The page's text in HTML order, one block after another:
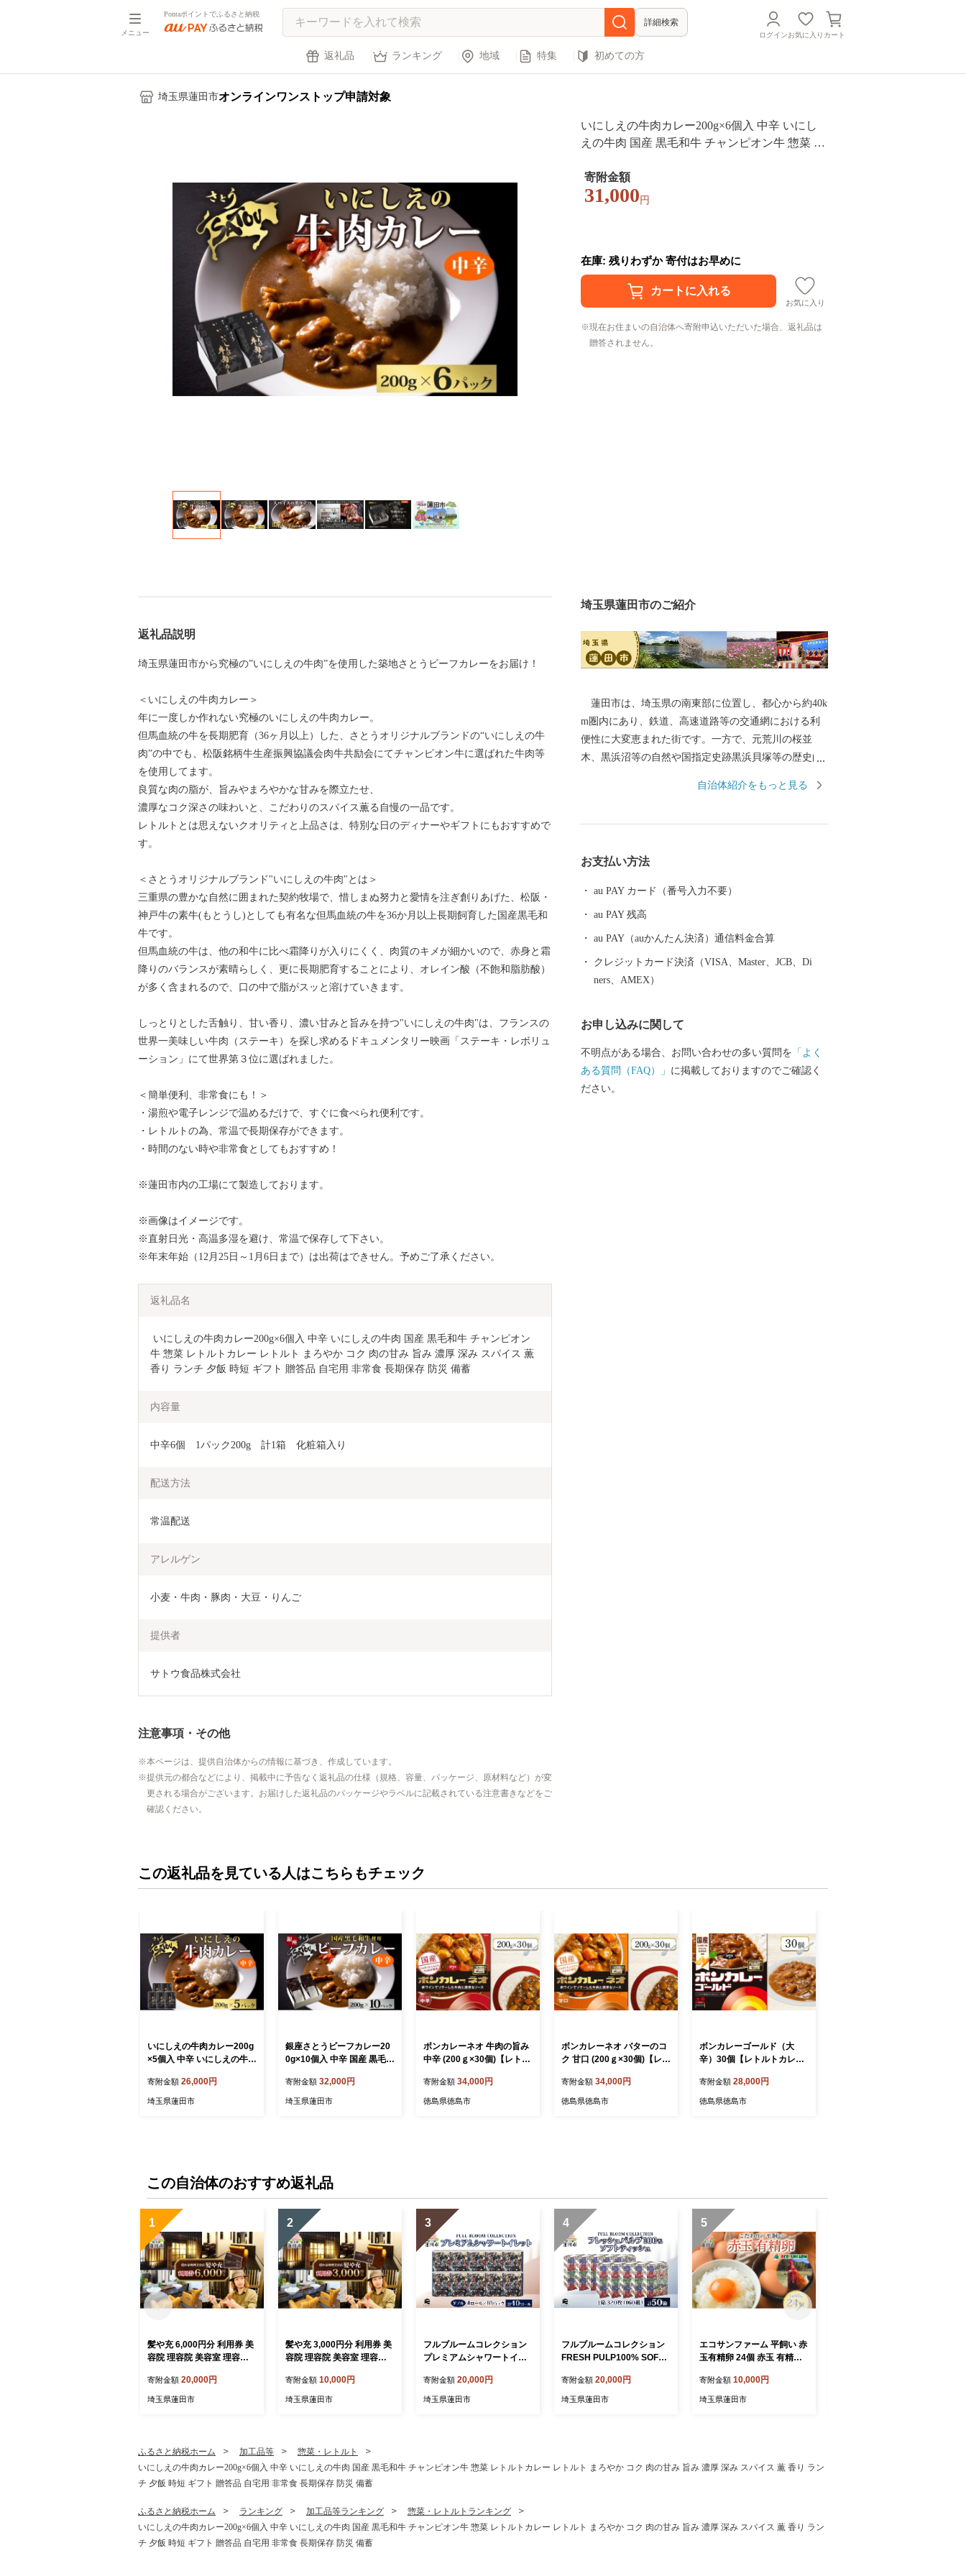
メニュー
Pontaポイントでふるさと納税
詳細検索
ログインお気に入り カート
返礼品 ランキング 地域 特集 初めての方
埼玉県蓮田市オンラインワンストップ申請対象
いにしえの牛肉カレー200g×6個入 中辛 いにし
えの牛肉 国産 黒毛和牛 チャンピオン牛 惣菜 レ
旨み 濃厚 深み スパイス 薫 香り ランチ 夕飯 時
短 ギフト 贈答品 自宅用 非常食 長期保存 防災
寄附金額
31,000 円
在庫: 残りわずか 寄付はお早めに
お気に入り
現在お住まいの自治体へ寄附申込いただいた場合、返礼品は
贈答されません。
返礼品説明
埼玉県蓮田市から究極の”いにしえの牛肉”を使用した築地さとうビーフカレーをお届け！
＜いにしえの牛肉カレー＞
年に一度しか作れない究極のいにしえの牛肉カレー。
但馬血統の牛を長期肥育（36ヶ月以上）した、さとうオリジナルブランドの“いにしえの牛
肉”の中でも、松阪銘柄牛生産振興協議会肉牛共励会にてチャンピオン牛に選ばれた牛肉等
を使用してます。
良質な肉の脂が、旨みやまろやかな甘みを際立たせ、
濃厚なコク深さの味わいと、こだわりのスパイス薫る自慢の一品です。
レトルトとは思えないクオリティと上品さは、特別な日のディナーやギフトにもおすすめで
す。
＜さとうオリジナルブランド"いにしえの牛肉"とは＞
三重県の豊かな自然に囲まれた契約牧場で、惜しまぬ努力と愛情を注ぎ創りあげた、松阪・
神戸牛の素牛(もとうし)としても有名な但馬血統の牛を36か月以上長期飼育した国産黒毛和
牛です。
但馬血統の牛は、他の和牛に比べ霜降りが入りにくく、肉質のキメが細かいので、赤身と霜
降りのバランスが素晴らしく、更に長期肥育することにより、オレイン酸（不飽和脂肪酸）
が多く含まれるので、口の中で脂がスッと溶けていきます。
しっとりとした舌触り、甘い香り、濃い甘みと旨みを持つ"いにしえの牛肉"は、フランスの
世界一美味しい牛肉（ステーキ）を探し求めるドキュメンタリー映画「ステーキ・レボリュ
ーション」にて世界第３位に選ばれました。
＜簡単便利、非常食にも！＞
・湯煎や電子レンジで温めるだけで、すぐに食べられ便利です。
・レトルトの為、常温で長期保存ができます。
・時間のない時や非常食としてもおすすめ！
※蓮田市内の工場にて製造しております。
※画像はイメージです。
※直射日光・高温多湿を避け、常温で保存して下さい。
※年末年始（12月25日～1月6日まで）は出荷はできせん。予めご了承ください。
返礼品名
牛 惣菜 レトルトカレー レトルト まろやか コク 肉の甘み 旨み 濃厚 深み スパイス 薫
香り ランチ 夕飯 時短 ギフト 贈答品 自宅用 非常食 長期保存 防災 備蓄
内容量
中辛6個　1パック200g　計1箱　化粧箱入り
配送方法
常温配送
アレルゲン
小麦・牛肉・豚肉・大豆・りんご
提供者
サトウ食品株式会社
注意事項・その他
本ページは、提供自治体からの情報に基づき、作成しています。
提供元の都合などにより、掲載中に予告なく返礼品の仕様（規格、容量、パッケージ、原材料など）が変
更される場合がございます。お届けした返礼品のパッケージやラベルに記載されている注意書きなどをご
確認ください。
埼玉県蓮田市のご紹介
蓮田市は、埼玉県の南東部に位置し、都心から約40k
m圏内にあり、鉄道、高速道路等の交通網における利
便性に大変恵まれた街です。一方で、元荒川の桜並
木、黒浜沼等の自然や国指定史跡黒浜貝塚等の歴史的
目指し、産業団地の整備や民間活力を活用した認定こ
開発ビル内の行政窓口（蓮田駅西口行政センター）が
商工連携による地元農産物や加工品の販売等をはじめ
とした地域活性化を推進する施策に取り組むととも
に、地域特性を生かした基盤整備を検討していきま
す。
自治体紹介をもっと見る
お支払い方法
au PAY カード（番号入力不要）
au PAY 残高
au PAY（auかんたん決済）通信料金合算
クレジットカード決済（VISA、Master、JCB、Di
ners、AMEX）
お申し込みに関して
不明点がある場合、お問い合わせの多い質問を 「よく
ある質問（FAQ）」 に掲載しておりますのでご確認く
ださい。
この返礼品を見ている人はこちらもチェック
いにしえの牛肉カレー200g
×5個入 中辛 いにしえの牛肉
牛 惣菜 レトルトカレー レ
トルト まろやか コク 肉の
寄附金額 26,000円
埼玉県蓮田市
銀座さとうビーフカレー20
0g×10個入 中辛 国産 黒毛和
オリジナル レトルトカレー
スパイシー 薫り 豊か あじ
寄附金額 32,000円
埼玉県蓮田市
ボンカレーネオ 牛肉の旨み
中辛 (200ｇ×30個)【レトル
非常食 保存食 長期保存 防
災食 備蓄食 災害用品 災害
寄附金額 34,000円
徳島県徳島市
ボンカレーネオ バターのコ
ク 甘口 (200ｇ×30個)【レト
非常食 保存食 長期保存 防
災食 備蓄食 災害用品 災害
寄附金額 34,000円
徳島県徳島市
ボンカレーゴールド（大
辛）30個【レトルトカレー
存食 長期保存 防災食 備蓄
食 災害用品 災害用保存食
寄附金額 28,000円
徳島県徳島市
この自治体のおすすめ返礼品
1
髪や充 6,000円分 利用券 美
容院 理容院 美容室 理容室
カット カラー パーマ ヘア
スタイル おしゃれ 隠れ家
寄附金額 20,000円
埼玉県蓮田市
2
髪や充 3,000円分 利用券 美
容院 理容院 美容室 理容室
カット カラー パーマ ヘア
スタイル おしゃれ 隠れ家
寄附金額 10,000円
埼玉県蓮田市
3
フルブルームコレクション
プレミアムシャワートイレ
ク 計40ロール 日本製 保湿
エンボス加工 吸収 ふっくら
寄附金額 20,000円
埼玉県蓮田市
4
フルブルームコレクション
FRESH PULP100% SOFT T
ルプ 丈夫 やわらかい ティ
ッシュ ペーパー ふんわり
寄附金額 20,000円
埼玉県蓮田市
5
エコサンファーム 平飼い 赤
玉有精卵 24個 赤玉 有精卵
飼料 たまご かけご飯 料理
スイーツ お取り寄せ 産地直
寄附金額 10,000円
埼玉県蓮田市
ふるさと納税ホーム 加工品等
惣菜・レトルト
いにしえの牛肉カレー200g×6個入 中辛 いにしえの牛肉 国産 黒毛和牛 チャンピオン牛 惣菜 レトルトカレー レトルト まろやか コク 肉の甘み 旨み 濃厚 深み スパイス 薫 香り ラン
チ 夕飯 時短 ギフト 贈答品 自宅用 非常食 長期保存 防災 備蓄
ふるさと納税ホーム ランキング 加工品等ランキング
惣菜・レトルトランキング
いにしえの牛肉カレー200g×6個入 中辛 いにしえの牛肉 国産 黒毛和牛 チャンピオン牛 惣菜 レトルトカレー レトルト まろやか コク 肉の甘み 旨み 濃厚 深み スパイス 薫 香り ラン
チ 夕飯 時短 ギフト 贈答品 自宅用 非常食 長期保存 防災 備蓄